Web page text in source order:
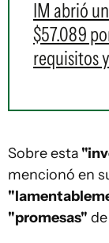
IM abrió
$57.089
requisitos
Sobre esta
mencionó en
"promesas"